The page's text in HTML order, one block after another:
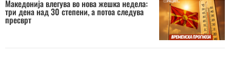
Македонија влегува во нова жешка недела:
три дена над 30 степени, а потоа следува
пресврт